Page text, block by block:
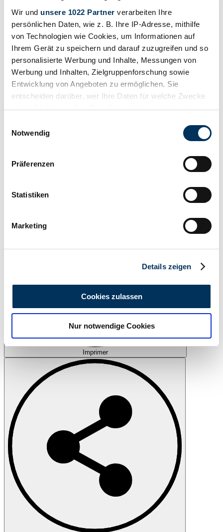
Wir und unsere 1022 Partner verarbeiten Ihre
persönlichen Daten, wie z. B. Ihre IP-Adresse, mithilfe
von Technologien wie Cookies, um Informationen auf
Ihrem Gerät zu speichern und darauf zuzugreifen und so
personalisierte Werbung und Inhalte, Messungen von
Werbung und Inhalten, Zielgruppenforschung sowie
Entwicklung von Angeboten zu ermöglichen. Sie
entscheiden darüber, wer Ihre Daten für welche Zwecke
nutzt. Sie können Ihre Einwilligung jederzeit über die
Trigger Symbol ändern oder widerrufen
Informationen über Ihre geografische Lage
können
bestimmten Merkmalen (Fingerprinting) identifizieren
Erfahren Sie mehr darüber, wie Ihre persönlichen Daten
analysieren. Außerdem geben wir Informationen zu Ihrer
Verwendung unserer Website an unsere Partner für
soziale Medien, Werbung und Analysen weiter. Unsere
Partner führen diese Informationen möglicherweise mit
weiteren Daten zusammen, die Sie ihnen bereitgestellt
haben oder die sie im Rahmen Ihrer Nutzung der Dienste
gesammelt haben.
Datenschutzerklärung
Notwendig
Präferenzen
Statistiken
Marketing
Details zeigen
Cookies zulassen
Nur notwendige Cookies
Imprimer